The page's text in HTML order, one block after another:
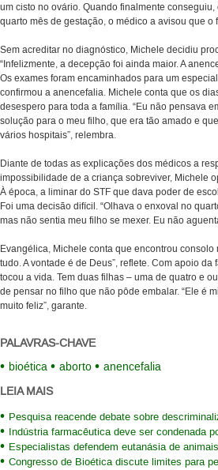
um cisto no ovário. Quando finalmente
quarto mês de gestação, o médico a avisou que o
Sem acreditar no diagnóstico, Michele decidiu
“Infelizmente, a decepção foi ainda maior. A
Os exames foram encaminhados para um
confirmou a anencefalia. Michele conta que os
desespero para toda a família. “Eu não pensava
solução para o meu filho, que era tão amado e
vários hospitais”, relembra.
Diante de todas as explicações dos médicos a
impossibilidade de a criança sobreviver, Michele
À época, a liminar do STF que dava poder de
Foi uma decisão difícil. “Olhava o enxoval no
mas não sentia meu filho se mexer. Eu não
Evangélica, Michele conta que encontrou consolo
tudo. A vontade é de Deus”, reflete. Com apoio
tocou a vida. Tem duas filhas – uma de quatro e
de pensar no filho que não pôde embalar. “Ele é
muito feliz”, garante.
PALAVRAS-CHAVE
bioética
aborto
anencefalia
LEIA MAIS
Pesquisa reacende debate sobre
Indústria farmacêutica deve ser condenada
Especialistas defendem eutanásia de animais
Congresso de Bioética discute limites para